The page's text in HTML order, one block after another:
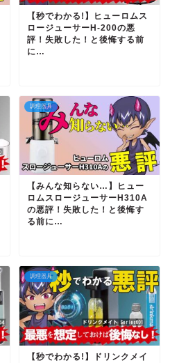
【秒でわかる!】ヒューロムス
ロージューサーH-200の悪
評！失敗した！と後悔する前
に…
調理器具
【みんな知らない…】ヒュー
ロムスロージューサーH310A
の悪評！失敗した！と後悔す
る前に…
調理器具
【秒でわかる!】ドリンクメイ